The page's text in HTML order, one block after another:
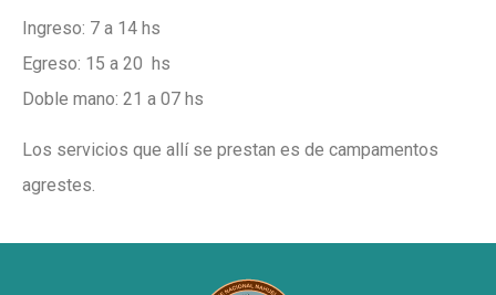
Ingreso: 7 a 14 hs
Egreso: 15 a 20 hs
Doble mano: 21 a 07 hs
Los servicios que allí se prestan es de campamentos
agrestes.